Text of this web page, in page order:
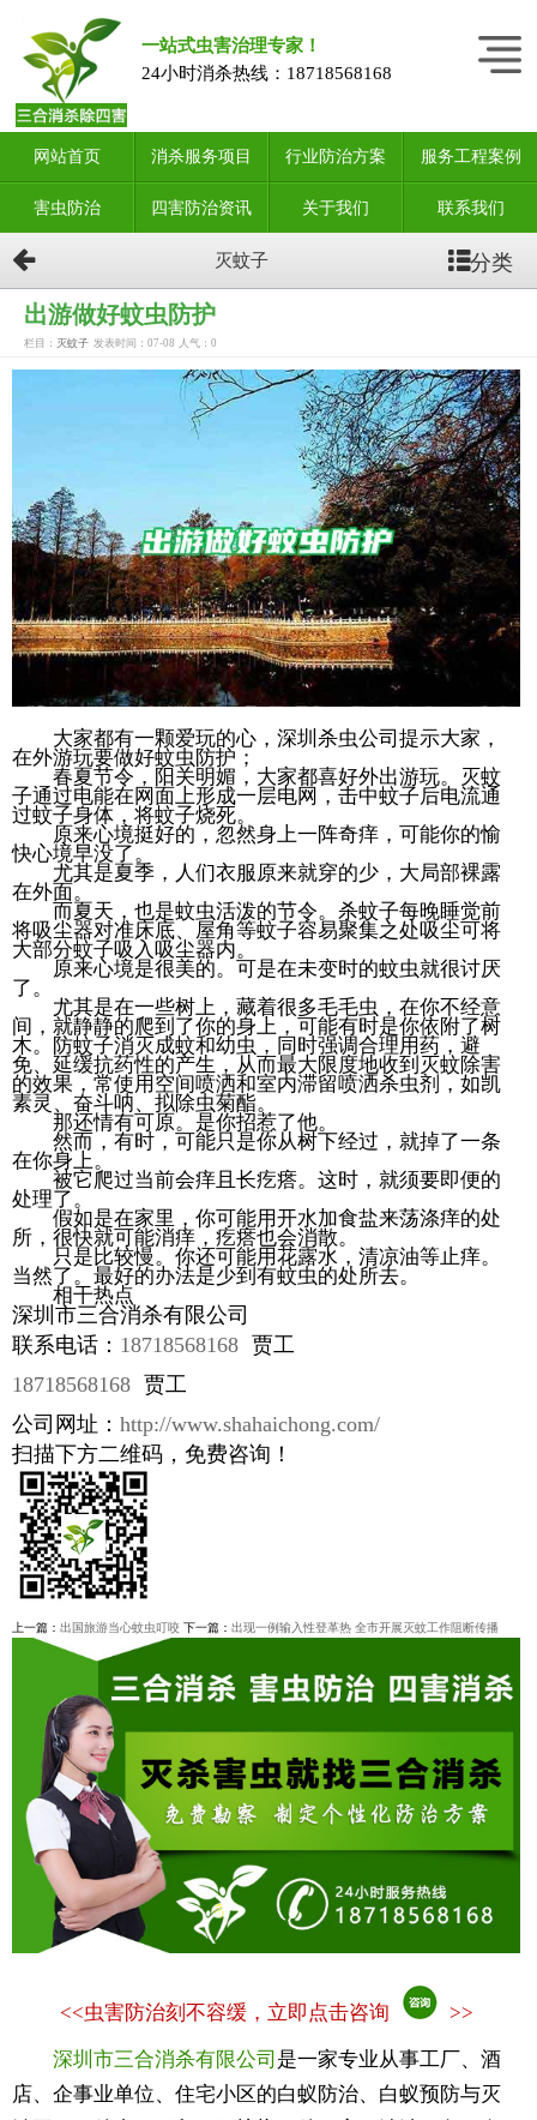
一站式虫害治理专家！
24小时消杀热线： 18718568168
网站首页 消杀服务项目 行业防治方案 服务工程案例
害虫防治 四害防治资讯 关于我们 联系我们
灭蚊子 分类
出游做好蚊虫防护
栏目： 灭蚊子 发表时间：07-08 人气： 0
大家都有一颗爱玩的心，深圳杀虫公司提示大家，
在外游玩要做好蚊虫防护；
春夏节令，阳关明媚，大家都喜好外出游玩。灭蚊
子通过电能在网面上形成一层电网，击中蚊子后电流通
过蚊子身体，将蚊子烧死。
原来心境挺好的，忽然身上一阵奇痒，可能你的愉
快心境早没了。
尤其是夏季，人们衣服原来就穿的少，大局部裸露
在外面。
而夏天，也是蚊虫活泼的节令。杀蚊子每晚睡觉前
将吸尘器对准床底、屋角等蚊子容易聚集之处吸尘可将
大部分蚊子吸入吸尘器内。
原来心境是很美的。可是在未变时的蚊虫就很讨厌
了。
尤其是在一些树上，藏着很多毛毛虫，在你不经意
间，就静静的爬到了你的身上，可能有时是你依附了树
木。防蚊子消灭成蚊和幼虫，同时强调合理用药，避
免、延缓抗药性的产生，从而最大限度地收到灭蚊除害
的效果，常使用空间喷洒和室内滞留喷洒杀虫剂，如凯
素灵、奋斗呐、拟除虫菊酯。
那还情有可原。是你招惹了他。
然而，有时，可能只是你从树下经过，就掉了一条
在你身上。
被它爬过当前会痒且长疙瘩。这时，就须要即便的
处理了。
假如是在家里，你可能用开水加食盐来荡涤痒的处
所，很快就可能消痒，疙瘩也会消散。
只是比较慢。你还可能用花露水，清凉油等止痒。
当然了。最好的办法是少到有蚊虫的处所去。
相干热点
深圳市三合消杀有限公司
联系电话： 18718568168 贾工
18718568168 贾工
公司网址： http://www.shahaichong.com/
扫描下方二维码，免费咨询！
上一篇： 出国旅游当心蚊虫叮咬 下一篇： 出现一例输入性登革热 全市开展灭蚊工作阻断传播
<<虫害防治刻不容缓，立即点击咨询 >>
深圳市三合消杀有限公司 是一家专业从事工厂、酒
店、企事业单位、住宅小区的白蚁防治、白蚁预防与灭